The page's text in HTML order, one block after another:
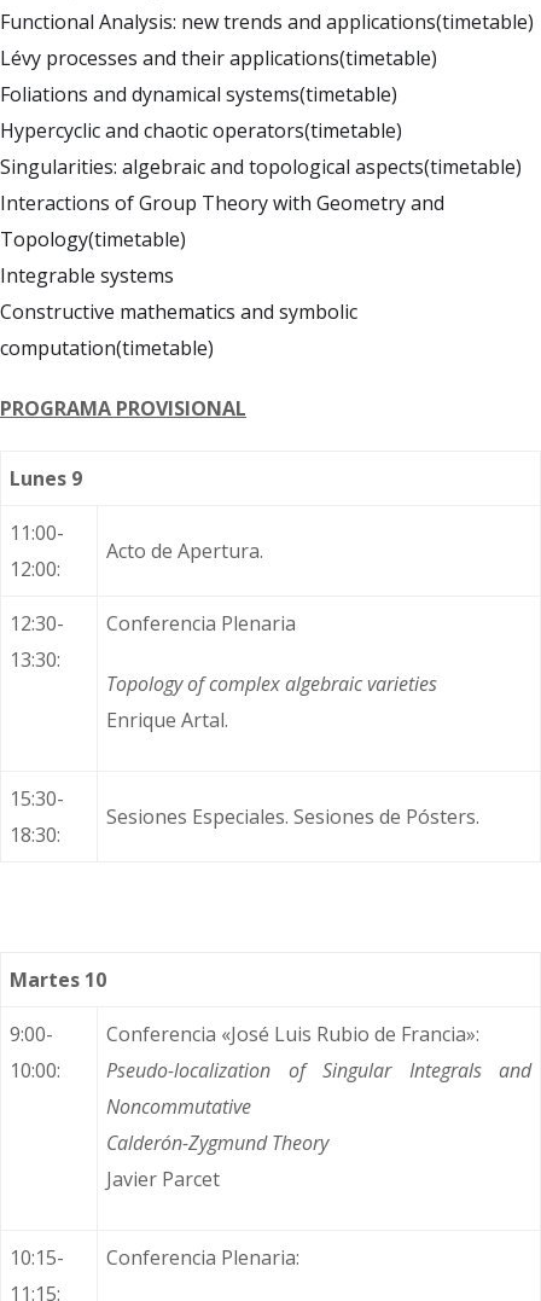
Functional Analysis: new trends and applications(timetable)
Lévy processes and their applications(timetable)
Foliations and dynamical systems(timetable)
Hypercyclic and chaotic operators(timetable)
Singularities: algebraic and topological aspects(timetable)
Interactions of Group Theory with Geometry and
Topology(timetable)
Integrable systems
Constructive mathematics and symbolic
computation(timetable)
PROGRAMA PROVISIONAL
Lunes 9
11:00-
12:00:
Acto de Apertura.
12:30-
13:30:
Conferencia Plenaria
Topology of complex algebraic varieties
Enrique Artal.
15:30-
18:30:
Sesiones Especiales. Sesiones de Pósters.
Martes 10
9:00-
10:00:
Conferencia «José Luis Rubio de Francia»:
Pseudo-localization of Singular Integrals and
Noncommutative
Calderón-Zygmund Theory
Javier Parcet
10:15-
11:15:
Conferencia Plenaria: